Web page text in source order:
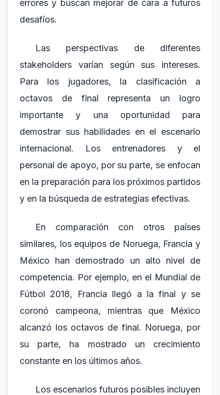
errores y buscan mejorar de cara a futuros
desafíos.
Las perspectivas de diferentes
stakeholders varían según sus intereses.
Para los jugadores, la clasificación a
octavos de final representa un logro
importante y una oportunidad para
demostrar sus habilidades en el escenario
internacional. Los entrenadores y el
personal de apoyo, por su parte, se enfocan
en la preparación para los próximos partidos
y en la búsqueda de estrategias efectivas.
En comparación con otros países
similares, los equipos de Noruega, Francia y
México han demostrado un alto nivel de
competencia. Por ejemplo, en el Mundial de
Fútbol 2018, Francia llegó a la final y se
coronó campeona, mientras que México
alcanzó los octavos de final. Noruega, por
su parte, ha mostrado un crecimiento
constante en los últimos años.
Los escenarios futuros posibles incluyen